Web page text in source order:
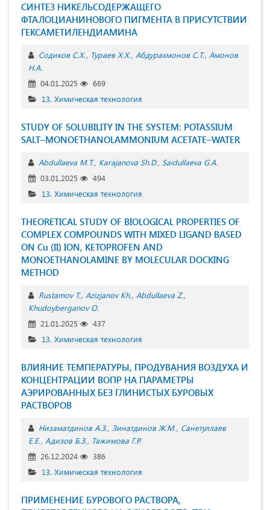
СИНТЕЗ НИКЕЛЬСОДЕРЖАЩЕГО
ФТАЛОЦИАНИНОВОГО ПИГМЕНТА В ПРИСУТСТВИИ
ГЕКСАМЕТИЛЕНДИАМИНА
Содиков С.Х. Тураев Х.Х. Абдурахмонов С.Т. Амонов
Н.А.
04.01.2025
669
13. Химическая технология
STUDY OF SOLUBILITY IN THE SYSTEM: POTASSIUM
SALT–MONOETHANOLAMMONIUM ACETATE–WATER
Abdullaeva M.T. Karajanova Sh.D. Saidullaeva G.A.
03.01.2025
494
13. Химическая технология
THEORETICAL STUDY OF BIOLOGICAL PROPERTIES OF
COMPLEX COMPOUNDS WITH MIXED LIGAND BASED
ON Cu (II) ION, KETOPROFEN AND
MONOETHANOLAMINE BY MOLECULAR DOCKING
METHOD
Rustamov T. Azizjanov Kh. Abdullaeva Z.
Khudoyberganov O.
21.01.2025
437
13. Химическая технология
ВЛИЯНИЕ ТЕМПЕРАТУРЫ, ПРОДУВАНИЯ ВОЗДУХА И
КОНЦЕНТРАЦИИ ВОПР НА ПАРАМЕТРЫ
АЭРИРОВАННЫХ БЕЗ ГЛИНИСТЫХ БУРОВЫХ
РАСТВОРОВ
Низаматдинов А.З. Зинатдинов Ж.М. Санетуллаев
Е.Е. Адизов Б.З. Тажимова Г.Р.
26.12.2024
386
13. Химическая технология
ПРИМЕНЕНИЕ БУРОВОГО РАСТВОРА,